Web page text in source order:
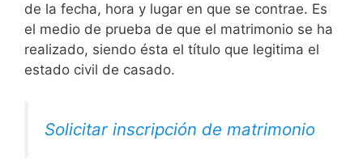
de la fecha, hora y lugar en que se contrae. Es
el medio de prueba de que el matrimonio se ha
realizado, siendo ésta el título que legitima el
estado civil de casado.
Solicitar inscripción de matrimonio